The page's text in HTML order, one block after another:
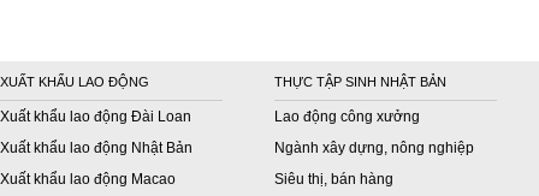
XUẤT KHẨU LAO ĐỘNG
Xuất khẩu lao động Đài Loan
Xuất khẩu lao động Nhật Bản
Xuất khẩu lao động Macao
THỰC TẬP SINH NHẬT BẢN
Lao động công xưởng
Ngành xây dựng, nông nghiệp
Siêu thị, bán hàng